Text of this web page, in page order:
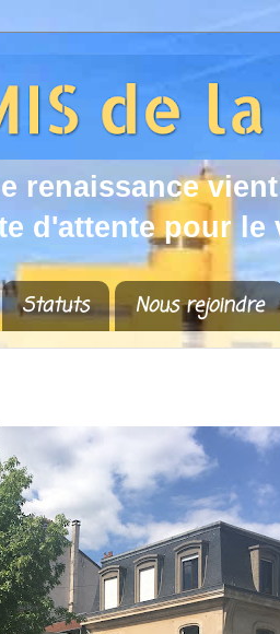
e renaissance vient
e d 'attente pour e
Statuts Nous rejoindre